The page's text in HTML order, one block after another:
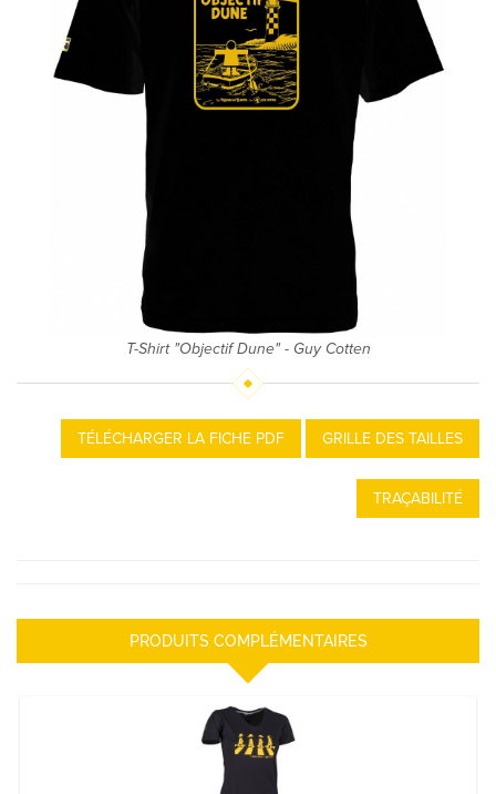
T-Shirt "Objectif Dune" - Guy Cotten
TÉLÉCHARGER LA FICHE PDF GRILLE DES TAILLES
TRAÇABILITÉ
PRODUITS COMPLÉMENTAIRES
T-Shirt "Passage Bonhommes" Femme